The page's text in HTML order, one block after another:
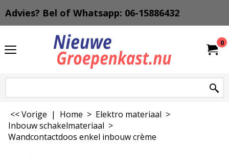
Advies? Bel of Whatsapp: 06-15886432
0
<< Vorige | Home > Elektro materiaal >
Inbouw schakelmateriaal >
Wandcontactdoos enkel inbouw crème